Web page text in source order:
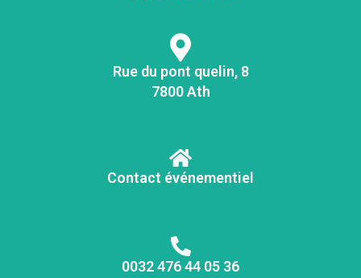
Rue du pont quelin, 8
7800 Ath
Contact événementiel
0032 476 44 05 36